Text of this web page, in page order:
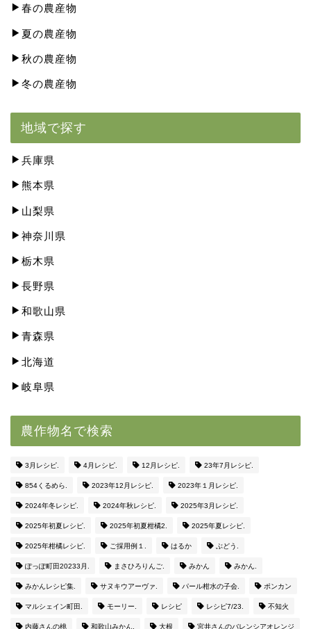
春の農産物
夏の農産物
秋の農産物
冬の農産物
地域で探す
兵庫県
熊本県
山梨県
神奈川県
栃木県
長野県
和歌山県
青森県
北海道
岐阜県
農作物名で検索
3月レシピ. 4月レシピ. 12月レシピ. 23年7月レシピ.
854くるめら. 2023年12月レシピ. 2023年１月レシピ.
2024年冬レシピ. 2024年秋レシピ. 2025年3月レシピ.
2025年初夏レシピ. 2025年初夏柑橘2. 2025年夏レシピ.
2025年柑橘レシピ. ご採用例１. はるか ぶどう.
ぽっぽ町田20233月. まさひろりんご. みかん みかん.
みかんレシピ集. サヌキウアーヴァ. パール柑水の子会. ポンカン
マルシェイン町田. モーリー. レシピ レシピ7/23. 不知火
内藤さんの桃 和歌山みかん. 大根 宮井さんのバレンシアオレンジ